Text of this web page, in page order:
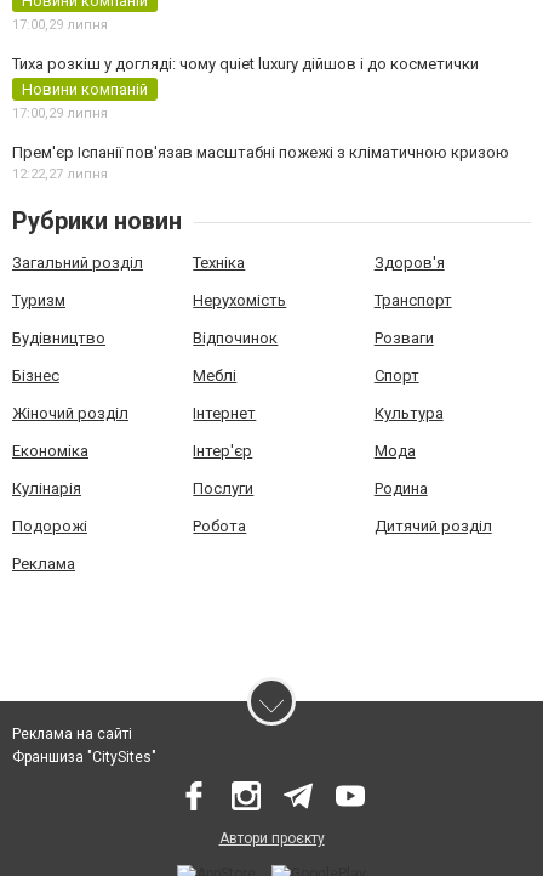
17:00,29 липня
Тиха розкіш у догляді: чому quiet luxury дійшов і до косметички
Новини компаній
17:00,29 липня
Прем'єр Іспанії пов'язав масштабні пожежі з кліматичною кризою
12:22,27 липня
Рубрики новин
Загальний розділ Техніка Здоров'я
Туризм Нерухомість Транспорт
Будівництво Відпочинок Розваги
Бізнес Меблі Спорт
Жіночий розділ Інтернет Культура
Економіка Інтер'єр Мода
Кулінарія Послуги Родина
Подорожі Робота Дитячий розділ
Реклама
Реклама на сайті
Франшиза "CitySites"
Автори проєкту